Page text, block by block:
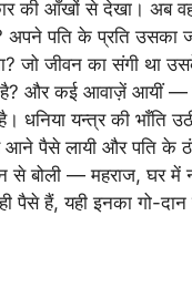
की आँखों से देखा। अब
अपने पति के प्रति उसका
जो जीवन का संगी था
है? और कई आवाज़ें आयीं —
धनिया यन्त्र की भाँति
आने पैसे लायी और पति के
से बोली — महराज, घर में
पैसे हैं, यही इनका गो-